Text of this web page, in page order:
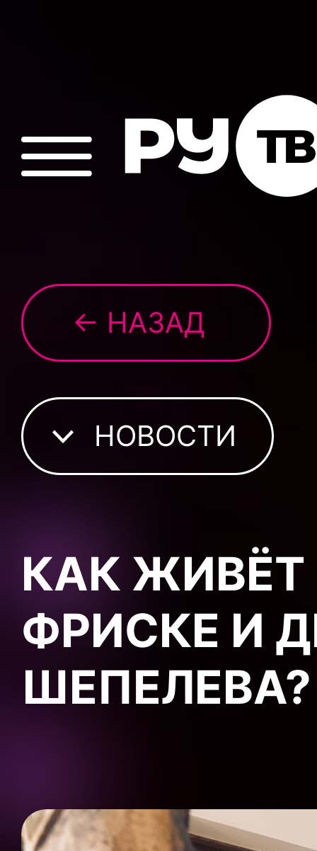
← НАЗАД
НОВОСТИ
КАК
ФРИСКЕ И
ШЕПЕЛЕВА?